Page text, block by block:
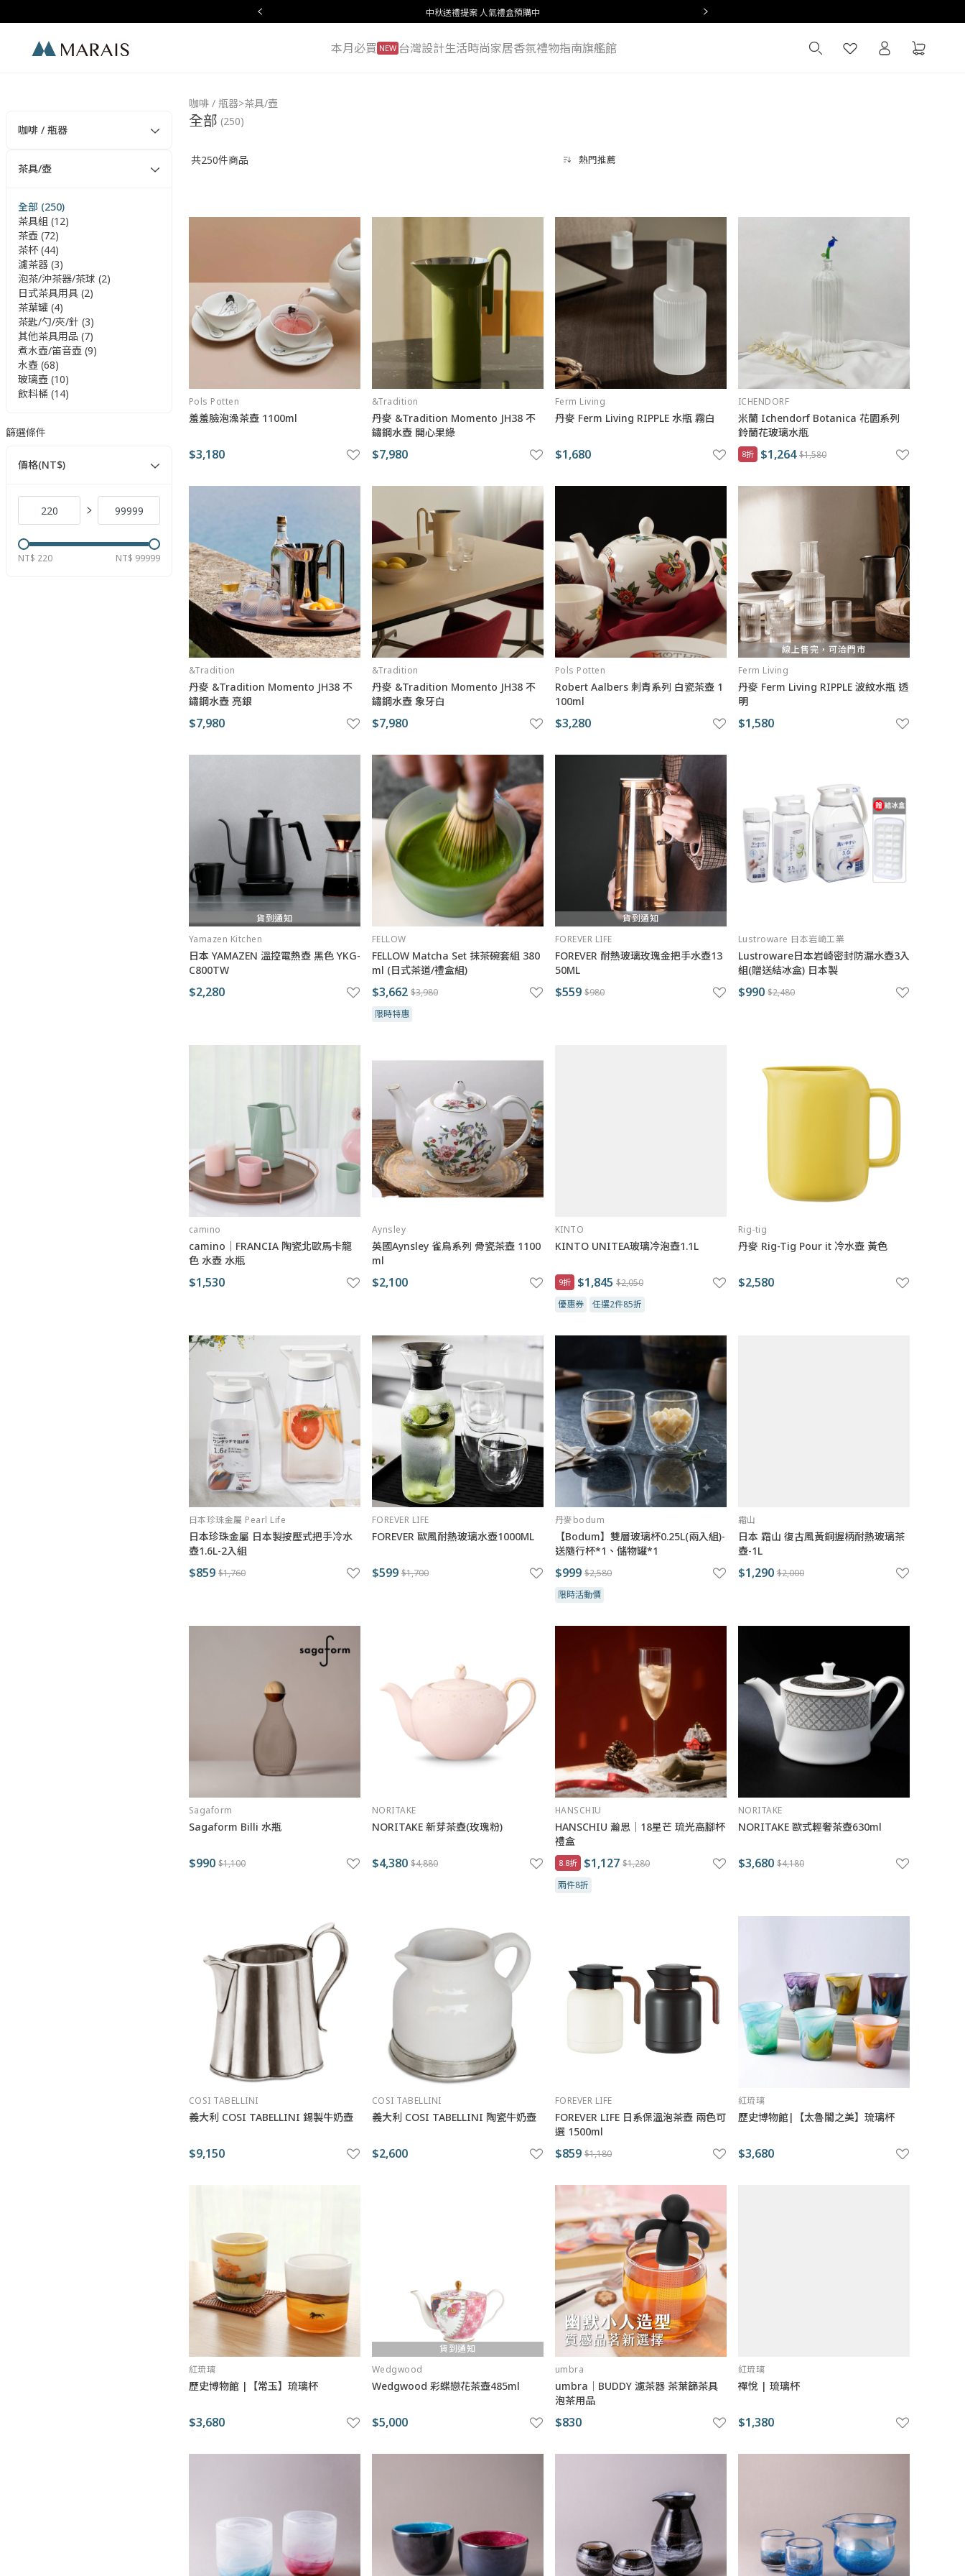
中秋送禮提案 人氣禮盒預購中
Marais 本月必買 NEW 台灣設計生活時尚家居香氛禮物指南旗艦館
咖啡 / 瓶器
茶具/壺
全部 (250)
茶具組 (12)
茶壺 (72)
茶杯 (44)
濾茶器 (3)
泡茶/沖茶器/茶球 (2)
日式茶具用具 (2)
茶葉罐 (4)
茶匙/勺/夾/針 (3)
其他茶具用品 (7)
煮水壺/笛音壺 (9)
水壺 (68)
玻璃壺 (10)
飲料桶 (14)
篩選條件
價格(NT$)
NT$ 220 NT$ 99999
咖啡 / 瓶器 茶具/壺
全部 (250)
共250件商品 熱門推薦
Pols Potten
羞羞臉泡澡茶壺 1100ml
$3,180
&Tradition
丹麥 &Tradition Momento JH38 不
鏽鋼水壺 開心果綠
$7,980
Ferm Living
丹麥 Ferm Living RIPPLE 水瓶 霧白
$1,680
ICHENDORF
米蘭 Ichendorf Botanica 花園系列
鈴蘭花玻璃水瓶
8折 $1,264 $1,580
&Tradition
丹麥 &Tradition Momento JH38 不
鏽鋼水壺 亮銀
$7,980
&Tradition
丹麥 &Tradition Momento JH38 不
鏽鋼水壺 象牙白
$7,980
Pols Potten
Robert Aalbers 刺青系列 白瓷茶壺 1
100ml
$3,280
線上售完，可洽門市
Ferm Living
丹麥 Ferm Living RIPPLE 波紋水瓶 透
明
$1,580
貨到通知
Yamazen Kitchen
日本 YAMAZEN 溫控電熱壺 黑色 YKG-
C800TW
$2,280
FELLOW
FELLOW Matcha Set 抹茶碗套組 380
ml (日式茶道/禮盒組)
$3,662 $3,980
限時特惠
貨到通知
FOREVER LIFE
FOREVER 耐熱玻璃玫瑰金把手水壺13
50ML
$559 $980
Lustroware 日本岩崎工業
Lustroware日本岩崎密封防漏水壺3入
組(贈送結冰盒) 日本製
$990 $2,480
camino
camino｜FRANCIA 陶瓷北歐馬卡龍
色 水壺 水瓶
$1,530
Aynsley
英國Aynsley 雀鳥系列 骨瓷茶壺 1100
ml
$2,100
KINTO
KINTO UNITEA玻璃冷泡壺1.1L
9折 $1,845 $2,050
優惠券
任選2件85折
Rig-tig
丹麥 Rig-Tig Pour it 冷水壺 黃色
$2,580
日本珍珠金屬 Pearl Life
日本珍珠金屬 日本製按壓式把手冷水
壺1.6L-2入組
$859 $1,760
FOREVER LIFE
FOREVER 歐風耐熱玻璃水壺1000ML
$599 $1,700
丹麥bodum
【Bodum】雙層玻璃杯0.25L(兩入組)-
送隨行杯*1、儲物罐*1
$999 $2,580
限時活動價
霜山
日本 霜山 復古風黃銅握柄耐熱玻璃茶
壺-1L
$1,290 $2,000
Sagaform
Sagaform Billi 水瓶
$990 $1,100
NORITAKE
NORITAKE 新芽茶壺(玫瑰粉)
$4,380 $4,880
HANSCHIU
HANSCHIU 瀚思｜18星芒 琉光高腳杯
禮盒
8.8折 $1,127 $1,280
兩件8折
NORITAKE
NORITAKE 歐式輕奢茶壺630ml
$3,680 $4,180
COSI TABELLINI
義大利 COSI TABELLINI 錫製牛奶壺
$9,150
COSI TABELLINI
義大利 COSI TABELLINI 陶瓷牛奶壺
$2,600
FOREVER LIFE
FOREVER LIFE 日系保溫泡茶壺 兩色可
選 1500ml
$859 $1,180
紅琉璃
歷史博物館|【太魯閣之美】琉璃杯
$3,680
紅琉璃
歷史博物館 |【常玉】琉璃杯
$3,680
貨到通知
Wedgwood
Wedgwood 彩蝶戀花茶壺485ml
$5,000
umbra
umbra｜BUDDY 濾茶器 茶葉篩茶具
泡茶用品
$830
紅琉璃
禪悅 | 琉璃杯
$1,380